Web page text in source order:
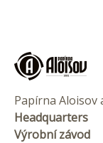
Papírna Aloisov
Headquarters
Výrobní závod